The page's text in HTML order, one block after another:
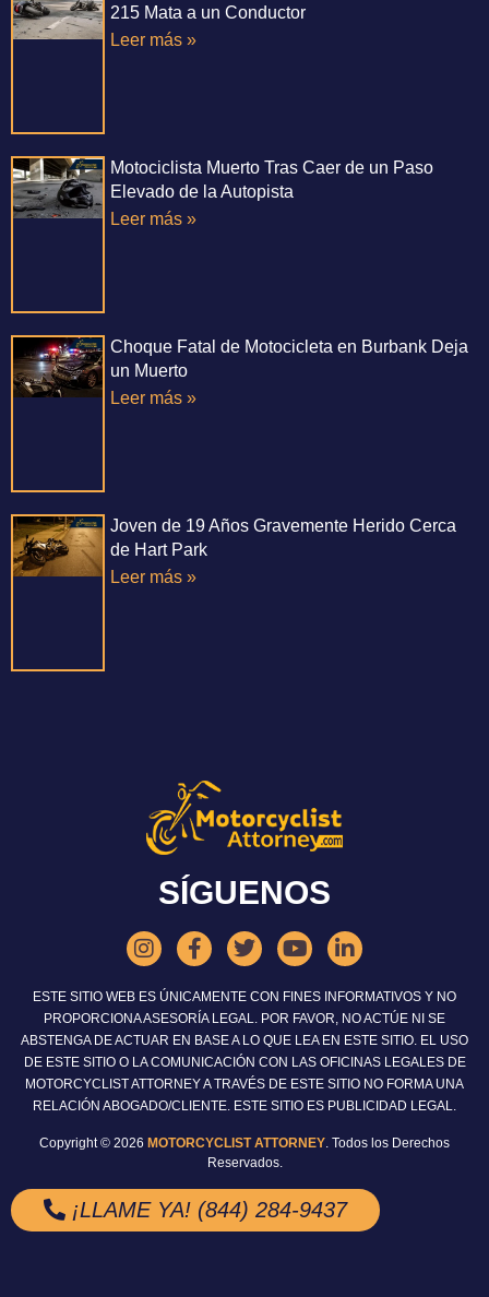
215 Mata a un Conductor
Leer más »
Motociclista Muerto Tras Caer de un Paso
Elevado de la Autopista
Leer más »
Choque Fatal de Motocicleta en Burbank Deja
un Muerto
Leer más »
Joven de 19 Años Gravemente Herido Cerca
de Hart Park
Leer más »
SÍGUENOS
ESTE SITIO WEB ES ÚNICAMENTE CON FINES INFORMATIVOS Y NO
PROPORCIONA ASESORÍA LEGAL. POR FAVOR, NO ACTÚE NI SE
ABSTENGA DE ACTUAR EN BASE A LO QUE LEA EN ESTE SITIO. EL USO
DE ESTE SITIO O LA COMUNICACIÓN CON LAS OFICINAS LEGALES DE
MOTORCYCLIST ATTORNEY A TRAVÉS DE ESTE SITIO NO FORMA UNA
RELACIÓN ABOGADO/CLIENTE. ESTE SITIO ES PUBLICIDAD LEGAL.
Copyright © 2026 MOTORCYCLIST ATTORNEY. Todos los Derechos
Reservados.
¡LLAME YA! (844) 284-9437